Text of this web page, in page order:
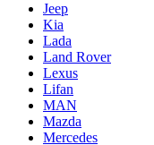
Jeep
Kia
Lada
Land Rover
Lexus
Lifan
MAN
Mazda
Mercedes